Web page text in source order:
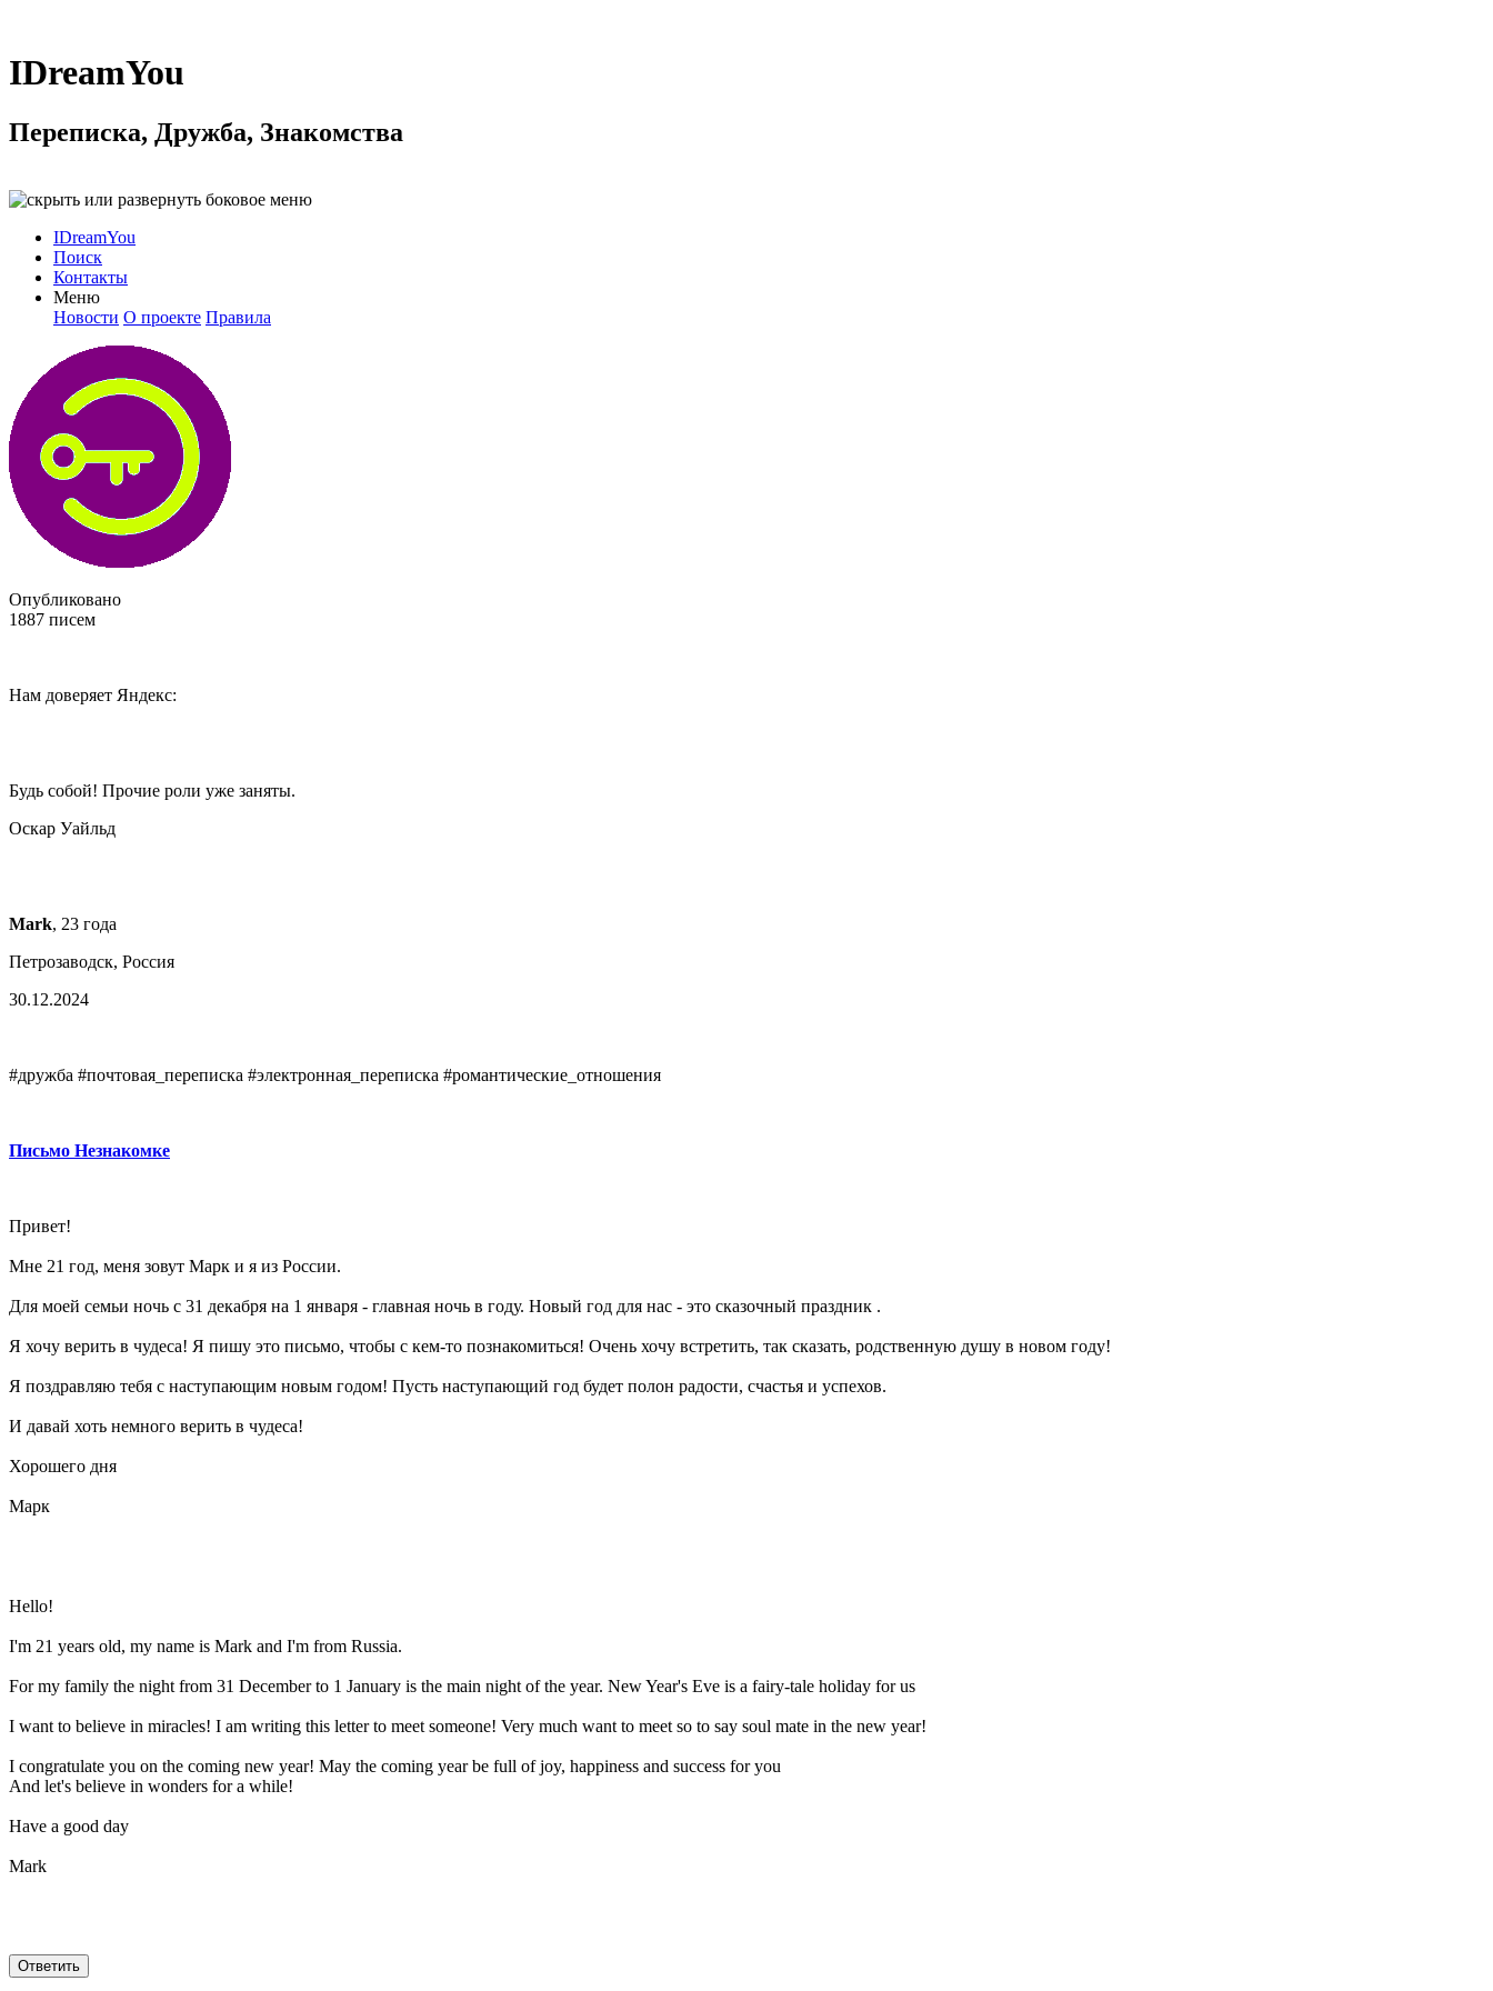
IDreamYou
Переписка, Дружба, Знакомства
IDreamYou
Поиск
Контакты
Меню
Новости О проекте Правила
Опубликовано
1887 писем
Нам доверяет Яндекс:
Будь собой! Прочие роли уже заняты.
Оскар Уайльд
Mark, 23 года
Петрозаводск, Россия
30.12.2024
#дружба #почтовая_переписка #электронная_переписка #романтические_отношения
Письмо Незнакомке
Привет!
Мне 21 год, меня зовут Марк и я из России.
Для моей семьи ночь с 31 декабря на 1 января - главная ночь в году. Новый год для нас - это сказочный праздник .
Я хочу верить в чудеса! Я пишу это письмо, чтобы с кем-то познакомиться! Очень хочу встретить, так сказать, родственную душу в новом году!
Я поздравляю тебя с наступающим новым годом! Пусть наступающий год будет полон радости, счастья и успехов.
И давай хоть немного верить в чудеса!
Хорошего дня
Марк
Hello!
I'm 21 years old, my name is Mark and I'm from Russia.
For my family the night from 31 December to 1 January is the main night of the year. New Year's Eve is a fairy-tale holiday for us
I want to believe in miracles! I am writing this letter to meet someone! Very much want to meet so to say soul mate in the new year!
I congratulate you on the coming new year! May the coming year be full of joy, happiness and success for you
And let's believe in wonders for a while!
Have a good day
Mark